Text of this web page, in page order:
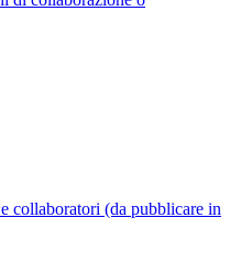
collaboratori (da pubblicare in